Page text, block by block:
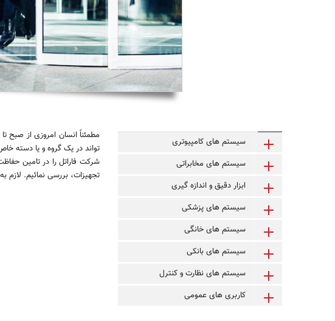
سیستم های کامپیوتری
سیستم های مخابراتی
ابزار دقیق و اندازه گیری
سیستم های پزشکی
سیستم های خانگی
سیستم های بانکی
سیستم های نظارت و کنترل
کاربری های عمومی
مطمئناً انسان امروزی از صبح
تواند در یک گروه و یا دسته
شرکت فاراتل را در تامین
تجهیزات، بررسی نمائیم.